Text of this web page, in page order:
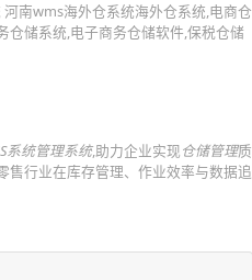
南wms海外仓系统海外仓系统,电商仓
仓储系统,电子商务仓储软件,保税仓储
系统管理系统,助力企业实现仓储管理质
售行业在库存管理、作业效率与数据追